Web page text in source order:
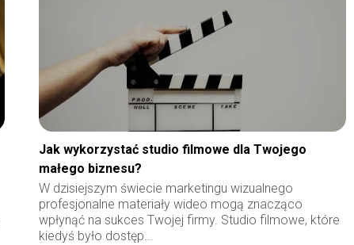
Jak wykorzystać studio filmowe dla Twojego
małego biznesu?
W dzisiejszym świecie marketingu wizualnego
profesjonalne materiały wideo mogą znacząco
wpłynąć na sukces Twojej firmy. Studio filmowe, które
kiedyś było dostęp...